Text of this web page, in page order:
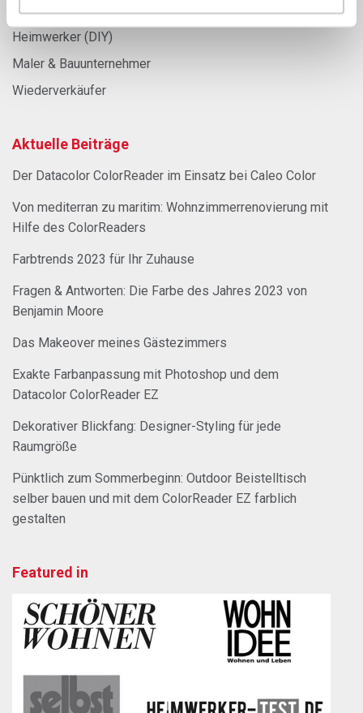
Innenarchitekten & Dekorateure
Heimwerker (DIY)
Maler & Bauunternehmer
Wiederverkäufer
Aktuelle Beiträge
Der Datacolor ColorReader im Einsatz bei Caleo Color
Von mediterran zu maritim: Wohnzimmerrenovierung mit
Hilfe des ColorReaders
Farbtrends 2023 für Ihr Zuhause
Fragen & Antworten: Die Farbe des Jahres 2023 von
Benjamin Moore
Das Makeover meines Gästezimmers
Exakte Farbanpassung mit Photoshop und dem
Datacolor ColorReader EZ
Dekorativer Blickfang: Designer-Styling für jede
Raumgröße
Pünktlich zum Sommerbeginn: Outdoor Beistelltisch
selber bauen und mit dem ColorReader EZ farblich
gestalten
Featured in